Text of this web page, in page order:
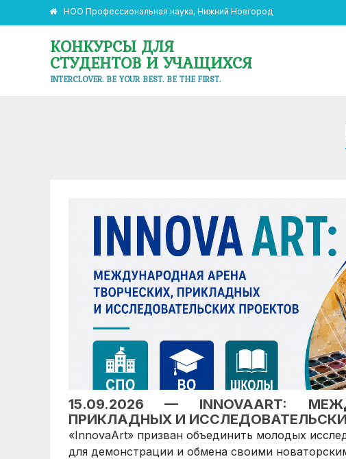
НОО Профессиональная наука, Нижний Новгород
КОНКУРСЫ ДЛЯ
СТУДЕНТОВ И УЧАЩИХСЯ
INTERCLOVER. BE YOUR BEST. BE THE FIRST.
15.09.2026 — INNOVAART:
ПРИКЛАДНЫХ И
«InnovaArt» призван объединить молодых
для демонстрации и обмена своими